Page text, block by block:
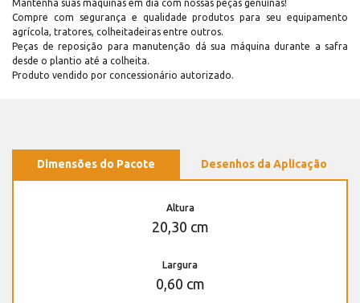
Mantenha suas máquinas em dia com nossas peças genuínas!
Compre com segurança e qualidade produtos para seu equipamento
agrícola, tratores, colheitadeiras entre outros.
Peças de reposição para manutenção dá sua máquina durante a safra
desde o plantio até a colheita.
Produto vendido por concessionário autorizado.
Dimensões do Pacote Desenhos da Aplicação
Altura
20,30 cm
Largura
0,60 cm